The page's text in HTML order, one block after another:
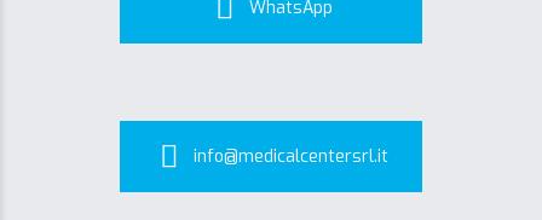
WhatsApp
info@medicalcentersrl.it